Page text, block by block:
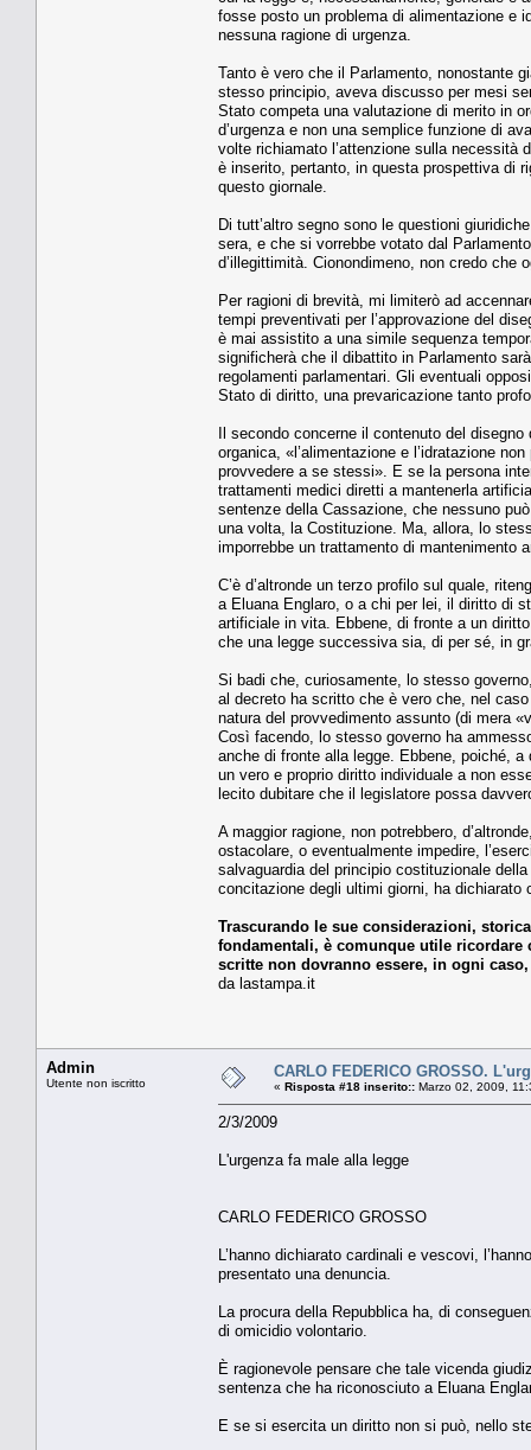
fosse posto un problema di alimentazione e
nessuna ragione di urgenza.
Tanto è vero che il Parlamento, nonostante
stesso principio, aveva discusso per mesi
Stato competa una valutazione di merito in
d’urgenza e non una semplice funzione di
volte richiamato l’attenzione sulla
è inserito, pertanto, in questa prospettiva di
questo giornale.
Di tutt’altro segno sono le questioni
sera, e che si vorrebbe votato dal
d’illegittimità. Cionondimeno, non credo che
Per ragioni di brevità, mi limiterò ad
tempi preventivati per l’approvazione del
è mai assistito a una simile sequenza
significherà che il dibattito in Parlamento
regolamenti parlamentari. Gli eventuali
Stato di diritto, una prevaricazione tanto
Il secondo concerne il contenuto del
organica, «l’alimentazione e l’idratazione
provvedere a se stessi». E se la persona
trattamenti medici diretti a mantenerla
sentenze della Cassazione, che nessuno
una volta, la Costituzione. Ma, allora, lo
imporrebbe un trattamento di mantenimento
C’è d’altronde un terzo profilo sul quale,
a Eluana Englaro, o a chi per lei, il diritto di
artificiale in vita. Ebbene, di fronte a un
che una legge successiva sia, di per sé, in
Si badi che, curiosamente, lo stesso
al decreto ha scritto che è vero che, nel
natura del provvedimento assunto (di mera
Così facendo, lo stesso governo ha
anche di fronte alla legge. Ebbene, poiché,
un vero e proprio diritto individuale a non
lecito dubitare che il legislatore possa
A maggior ragione, non potrebbero,
ostacolare, o eventualmente impedire,
salvaguardia del principio costituzionale
concitazione degli ultimi giorni, ha
Trascurando le sue considerazioni,
fondamentali, è comunque utile
scritte non dovranno essere, in ogni
da lastampa.it
Admin
Utente non iscritto
CARLO FEDERICO GROSSO.
« Risposta #18 inserito:: Marzo 02, 2009,
2/3/2009
L'urgenza fa male alla legge
CARLO FEDERICO GROSSO
L’hanno dichiarato cardinali e vescovi,
presentato una denuncia.
La procura della Repubblica ha, di
di omicidio volontario.
È ragionevole pensare che tale vicenda
sentenza che ha riconosciuto a Eluana
E se si esercita un diritto non si può, nello